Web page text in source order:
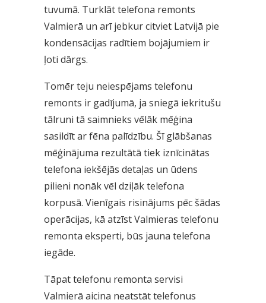
tuvumā. Turklāt telefona remonts
Valmierā un arī jebkur citviet Latvijā pie
kondensācijas radītiem bojājumiem ir
ļoti dārgs.
Tomēr teju neiespējams telefonu
remonts ir gadījumā, ja sniegā iekritušu
tālruni tā saimnieks vēlāk mēģina
sasildīt ar fēna palīdzību. Šī glābšanas
mēģinājuma rezultātā tiek iznīcinātas
telefona iekšējās detaļas un ūdens
pilieni nonāk vēl dziļāk telefona
korpusā. Vienīgais risinājums pēc šādas
operācijas, kā atzīst Valmieras telefonu
remonta eksperti, būs jauna telefona
iegāde.
Tāpat telefonu remonta servisi
Valmierā aicina neatstāt telefonus